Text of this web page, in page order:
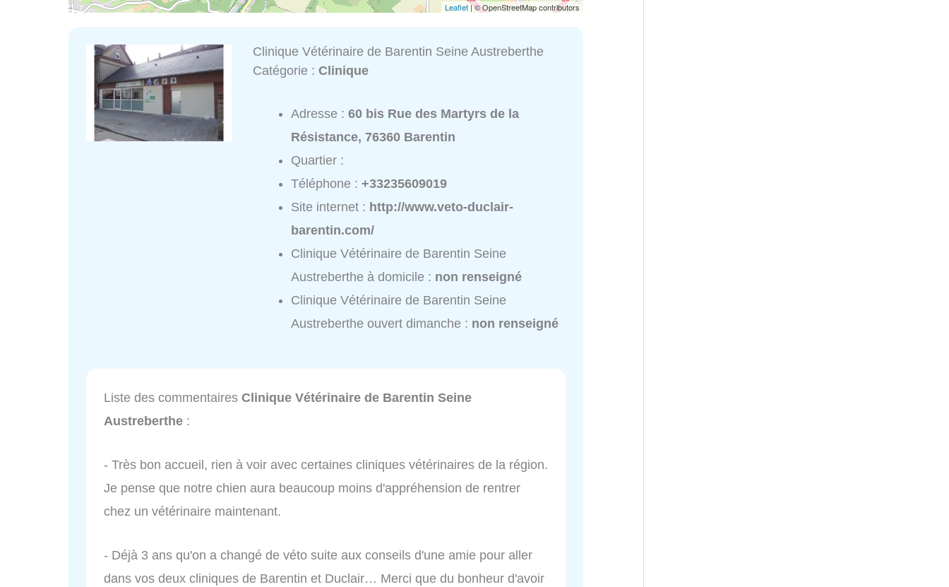
Leaflet| © OpenStreetMap contributors
Clinique Vétérinaire de Barentin Seine Austreberthe
Catégorie :Clinique
Adresse :60 bis Rue des Martyrs de la
Résistance, 76360 Barentin
Quartier :
Téléphone :+33235609019
Site internet : http://www.veto-duclair-
barentin.com/
Clinique Vétérinaire de Barentin Seine
Austreberthe à domicile : non renseigné
Clinique Vétérinaire de Barentin Seine
Austreberthe ouvert dimanche : non renseigné
Liste des commentaires Clinique Vétérinaire de Barentin Seine
Austreberthe :
- Très bon accueil, rien à voir avec certaines cliniques vétérinaires de la région.
Je pense que notre chien aura beaucoup moins d'appréhension de rentrer
chez un vétérinaire maintenant.
- Déjà 3 ans qu'on a changé de véto suite aux conseils d'une amie pour aller
dans vos deux cliniques de Barentin et Duclair… Merci que du bonheur d'avoir